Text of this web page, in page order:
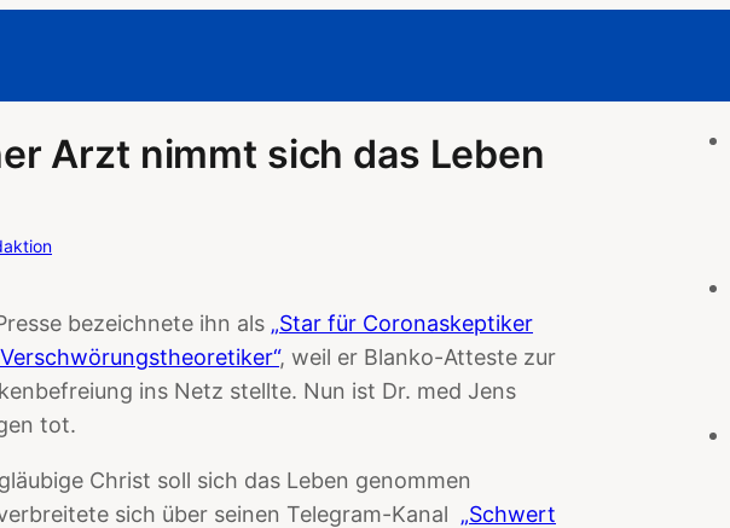
Arzt nimmt sich das Leben
bezeichnete ihn als „Star für Coronaskeptiker
, weil er Blanko-Atteste zur
ins Netz stellte. Nun ist Dr. med Jens
tot.
Christ soll sich das Leben genommen
sich über seinen Telegram-Kanal „Schwert